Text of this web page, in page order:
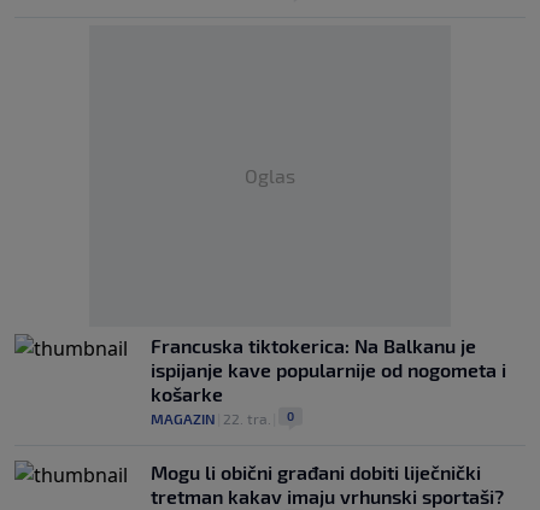
Oglas
Francuska tiktokerica: Na Balkanu je
ispijanje kave popularnije od nogometa i
košarke
MAGAZIN 22. tra. 0
Mogu li obični građani dobiti liječnički
tretman kakav imaju vrhunski sportaši?